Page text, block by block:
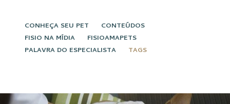
CONHEÇA SEU PET
CONTEÚDOS
FISIO NA MÍDIA
FISIOAMAPETS
PALAVRA DO ESPECIALISTA
TAGS